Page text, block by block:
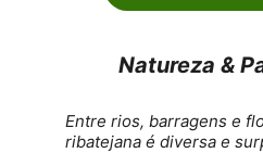
Natureza &
Entre rios, barragens e
ribatejana é diversa e